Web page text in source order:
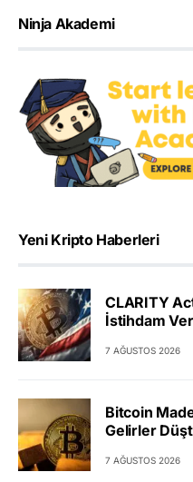
Ninja Akademi
Yeni Kripto Haberleri
CLARITY
İstihdam
7 AĞUSTOS 2026
Bitcoin
Gelirler
7 AĞUSTOS 2026